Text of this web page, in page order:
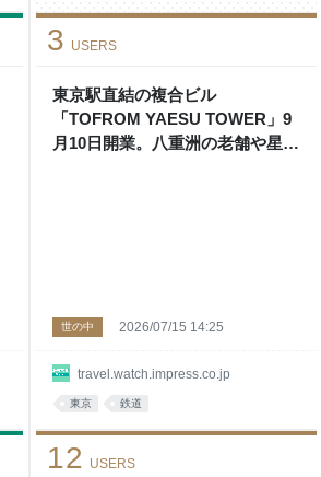
東京駅直結の複合ビル
「TOFROM YAESU TOWER」9
月10日開業。八重洲の老舗や星付
3 USERS
travel.watch.impress.co.jp
世の中 2026/07/15 14:25
東京 鉄道
12 USERS